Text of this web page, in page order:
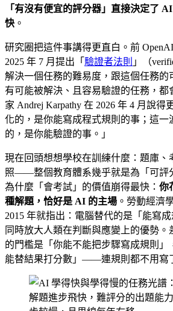
「有沒有便宜的評分器」直接決定了
快 。
研究圈把這件事講得更直白。前 OpenAI
2025 年 7 月提出「 驗證者法則 」（
解決一個任務的難易度，跟這個任務的
有可能被解決、且容易驗證的任務，
家 Andrej Karpathy 在 2026 年 4 月說得
化的，是你能寫成程式規則的事；這一
的，是你能驗證的事。」
現在回頭想想學校在訓練什麼：題庫、
照——整個教育體系幾乎就是為「可評
為什麼「會考試」的價值崩得最快： 你
種解題，恰好是 AI 的主場 。勞動經濟
2015 年就指出：電腦替代的是「能寫
同時放大人類在判斷與應變上的優勢
的門檻是「你能不能把步驟寫成規則」
能替結果打分數」——連規則都不用寫